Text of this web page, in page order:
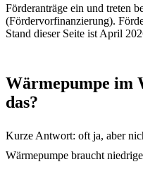
Förderanträge ein und treten
(Fördervorfinanzierung).
Stand dieser Seite ist April
Wärmepumpe im
das?
Kurze Antwort: oft ja, aber
Wärmepumpe braucht